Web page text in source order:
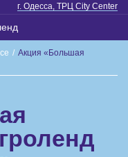
г. Одесса, ТРЦ City Center
/ Акция «Большая